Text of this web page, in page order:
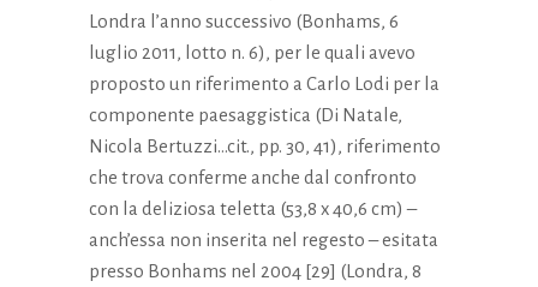
Londra l’anno successivo (Bonhams, 6
luglio 2011, lotto n. 6), per le quali avevo
proposto un riferimento a Carlo Lodi per la
componente paesaggistica (Di Natale,
Nicola Bertuzzi…cit., pp. 30, 41), riferimento
che trova conferme anche dal confronto
con la deliziosa teletta (53,8 x 40,6 cm) –
anch’essa non inserita nel regesto – esitata
presso Bonhams nel 2004 [29] (Londra, 8